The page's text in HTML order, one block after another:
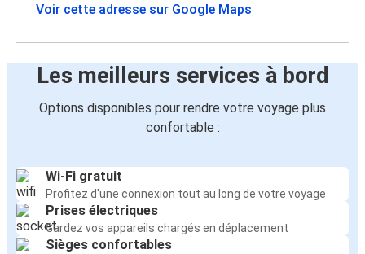
Voir cette adresse sur Google Maps
Les meilleurs services à bord
Options disponibles pour rendre votre voyage plus
confortable :
Wi-Fi gratuit
Profitez d'une connexion tout au long de votre voyage
Prises électriques
Gardez vos appareils chargés en déplacement
Sièges confortables